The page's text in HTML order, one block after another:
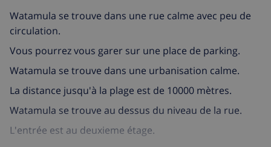
Watamula se trouve dans une rue calme avec peu de
circulation.
Vous pourrez vous garer sur une place de parking.
Watamula se trouve dans une urbanisation calme.
La distance jusqu'à la plage est de 10000 mètres.
Watamula se trouve au dessus du niveau de la rue.
L'entrée est au deuxieme étage.